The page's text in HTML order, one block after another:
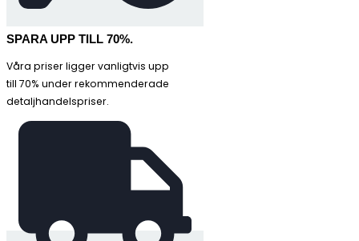
SPARA UPP TILL 70%.
Våra priser ligger vanligtvis upp
till 70% under rekommenderade
detaljhandelspriser.